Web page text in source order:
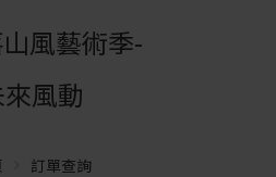
風藝術季-
風動
訂單查詢